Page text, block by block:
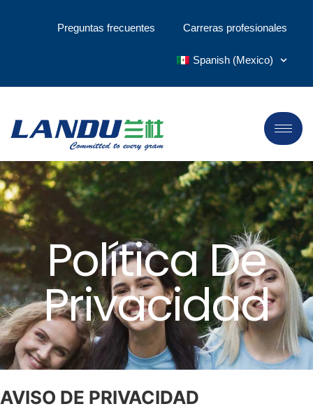
Preguntas frecuentes Carreras profesionales
Spanish (Mexico)
Política De
Privacidad
AVISO DE PRIVACIDAD